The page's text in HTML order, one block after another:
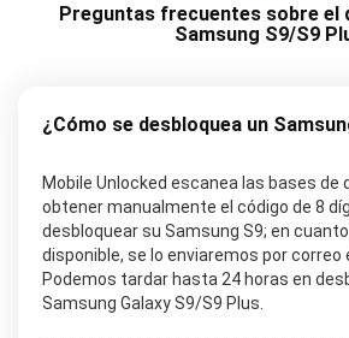
Preguntas frecuentes sobre el
Samsung S9/S9
¿Cómo se desbloquea un
Mobile Unlocked escanea las bases de
obtener manualmente el código de 8
desbloquear su Samsung S9; en
disponible, se lo enviaremos por correo
Podemos tardar hasta 24 horas en
Samsung Galaxy S9/S9 Plus.